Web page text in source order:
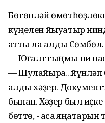
Бөтөнләй
күңелен йыуатыр
ҡатты ла ҡалды Сөмбөл.
— Юғалттыңмы ни
— Шулайыраҡ...йүнләп
ҡалды хәҙер.
бынан. Хәҙер был
бөттө, - ҡаҡсаҡ